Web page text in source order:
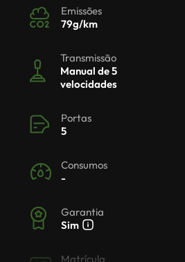
Emissões
79g/km
Transmissão
Manual de 5
velocidades
Portas
5
Consumos
-
Garantia
Sim
Matrícula